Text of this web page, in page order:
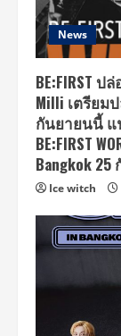
News
BE:FIRST ป
Milli เตรียมป
กันยายนนี้ แ
BE:FIRST
Bangkok
Ice witch